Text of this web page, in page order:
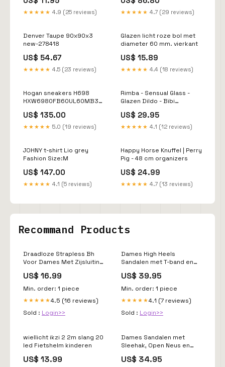
★★★★★ 4.9 (25 reviews) ★★★★★ 4.7 (29 reviews)
Denver Taupe 90x90x3
new-278418
US$ 54.67
★★★★★ 4.5 (23 reviews)
Glazen licht roze bol met
diameter 60 mm. vierkant
US$ 15.89
★★★★★ 4.4 (18 reviews)
Hogan sneakers H698
HXW6980FB60UL60MB3
US$ 135.00
★★★★★ 5.0 (19 reviews)
Rimba - Sensual Glass -
Glazen Dildo - Bibi
US$ 29.95
★★★★★ 4.1 (12 reviews)
JOHNY t-shirt Lio grey
Fashion Size:M
US$ 147.00
★★★★★ 4.1 (5 reviews)
Happy Horse Knuffel | Perry
Pig - 48 cm organizers
US$ 24.99
★★★★★ 4.7 (13 reviews)
Recommand Products
Draadloze Strapless Bh
Voor Dames Met Zijsluiting
US$ 16.99
Min. order: 1 piece
★★★★★4.5 (16 reviews)
Sold : Login>>
Dames High Heels
Sandalen met T-band en
dames pufferjack
US$ 39.95
Min. order: 1 piece
★★★★★4.1 (7 reviews)
Sold : Login>>
wiellicht ikzi 2 2m slang 20
led Fietshelm kinderen
US$ 13.99
Dames Sandalen met
Sleehak, Open Neus en
badpak
US$ 34.95